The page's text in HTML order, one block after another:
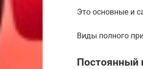
Это основные и
Виды полного
Постоянный